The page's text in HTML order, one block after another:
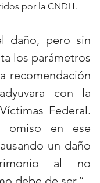
por la CNDH.
daño, pero sin
los parámetros
recomendación
con la
Federal.
omiso en ese
un daño
al no